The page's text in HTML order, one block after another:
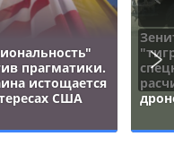
прагматики.
истощается
США